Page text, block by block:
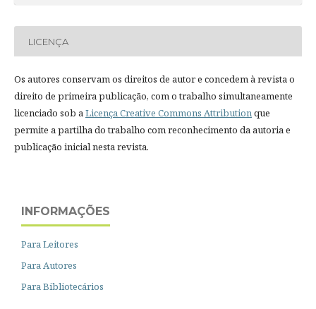
LICENÇA
Os autores conservam os direitos de autor e concedem à revista o
direito de primeira publicação, com o trabalho simultaneamente
licenciado sob aLicença Creative Commons Attributionque
permite a partilha do trabalho com reconhecimento da autoria e
publicação inicial nesta revista.
INFORMAÇÕES
Para Leitores
Para Autores
Para Bibliotecários